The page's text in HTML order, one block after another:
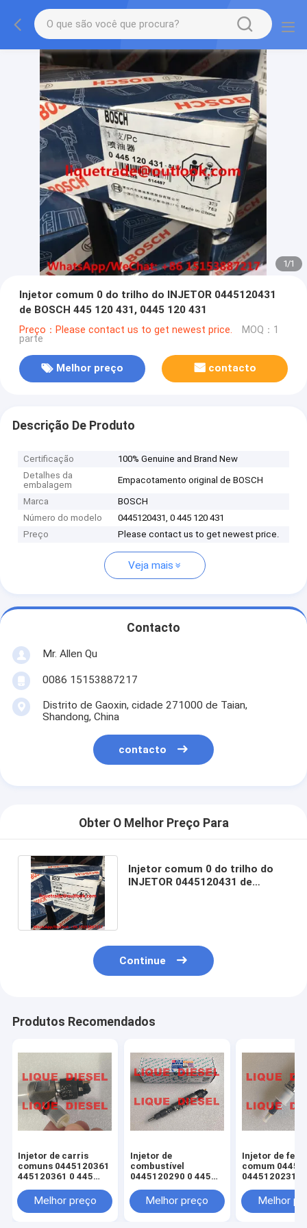
1/1
Injetor comum 0 do trilho do INJETOR 0445120431
de BOSCH 445 120 431, 0445 120 431
Preço：Please contact us to get newest price. MOQ：1
parte
Melhor preço contacto
Descrição De Produto
Certificação
100% Genuine and Brand New
Detalhes da
embalagem
Empacotamento original de BOSCH
Marca
BOSCH
Número do modelo
0445120431, 0 445 120 431
Preço
Please contact us to get newest price.
Veja mais
Contacto
Mr. Allen Qu
0086 15153887217
Distrito de Gaoxin, cidade 271000 de Taian,
Shandong, China
contacto
Obter O Melhor Preço Para
Injetor comum 0 do trilho do
INJETOR 0445120431 de
Continue
Produtos Recomendados
Injetor de carris
comuns 0445120361
445120361 0 445
Melhor preço
Injetor de
combustível
0445120290 0 445
1112100A-A38
L47001112100AA38
Melhor preço
Injetor de
comum
0445120231 0
231 para
3976372
Melhor